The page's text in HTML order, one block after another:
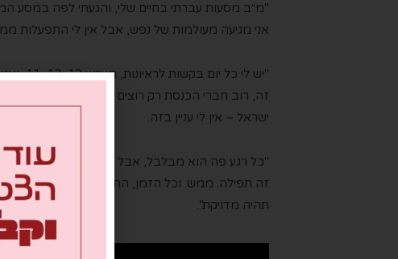
"מ״ב מסעות עברתי בחיים שלי, והגעתי לפה במסע ה
אני מגיעה מעולמות של נפש, אבל אין לי התפעלות
"יש לי כל יום בקשות לראיונות, מערוץ12, 13, 11, ו
זה, רוב חברי הכנסת רק רוצים במה. א
ישראל – אין לי עניין בזה.
"כל רגע פה הוא מבלבל, אבל קודם כ אני בהרבה
זה תפילה. ממש. וכל הזמן, התפילה שלי בעיקר
תהיה מדויקת".